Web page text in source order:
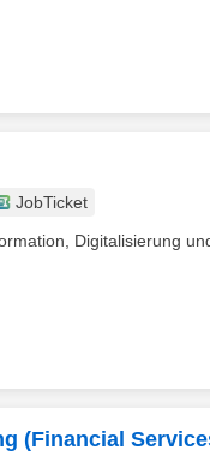
JobTicket
Digitalisierung
(Financial